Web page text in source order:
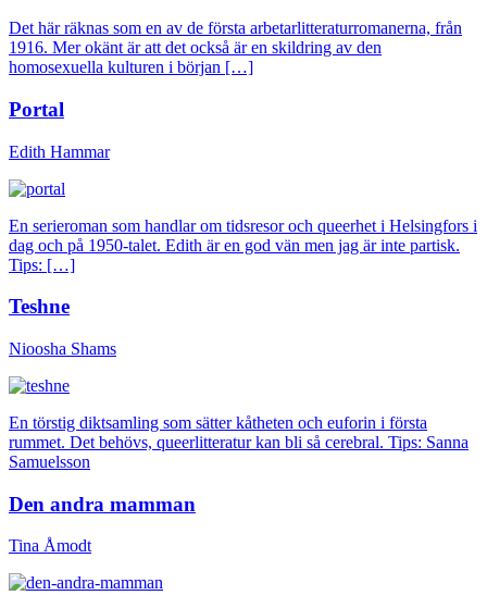
Det här räknas som en av de första arbetarlitteraturromanerna, från
1916. Mer okänt är att det också är en skildring av den
homosexuella kulturen i början […]
Portal
Edith Hammar
En serieroman som handlar om tidsresor och queerhet i Helsingfors i
dag och på 1950-talet. Edith är en god vän men jag är inte partisk.
Tips: […]
Teshne
Nioosha Shams
En törstig diktsamling som sätter kåtheten och euforin i första
rummet. Det behövs, queerlitteratur kan bli så cerebral. Tips: Sanna
Samuelsson
Den andra mamman
Tina Åmodt